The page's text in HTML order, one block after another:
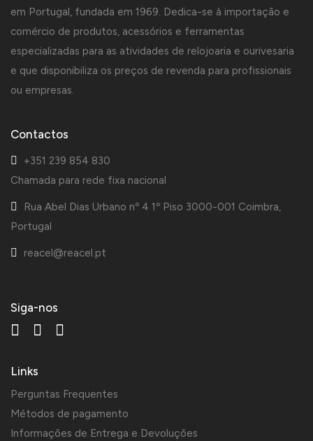
em Portugal, fundada em 1969. Dedica-se à importação e
comércio de produtos, acessórios e ferramentas
especializadas para as atividades de relojoaria e ourivesaria
e que disponibiliza os preços de revenda para profissionais
ou empresas.
Contactos
+351 239 854 830
Chamada para rede fixa nacional
Rua Abel Dias Urbano nº 4 1º Piso 3000-001 Coimbra,
Portugal
reacel@reacel.pt
Siga-nos
Links
Perguntas Frequentes
Métodos de pagamento
Informações de Entrega e Devoluções